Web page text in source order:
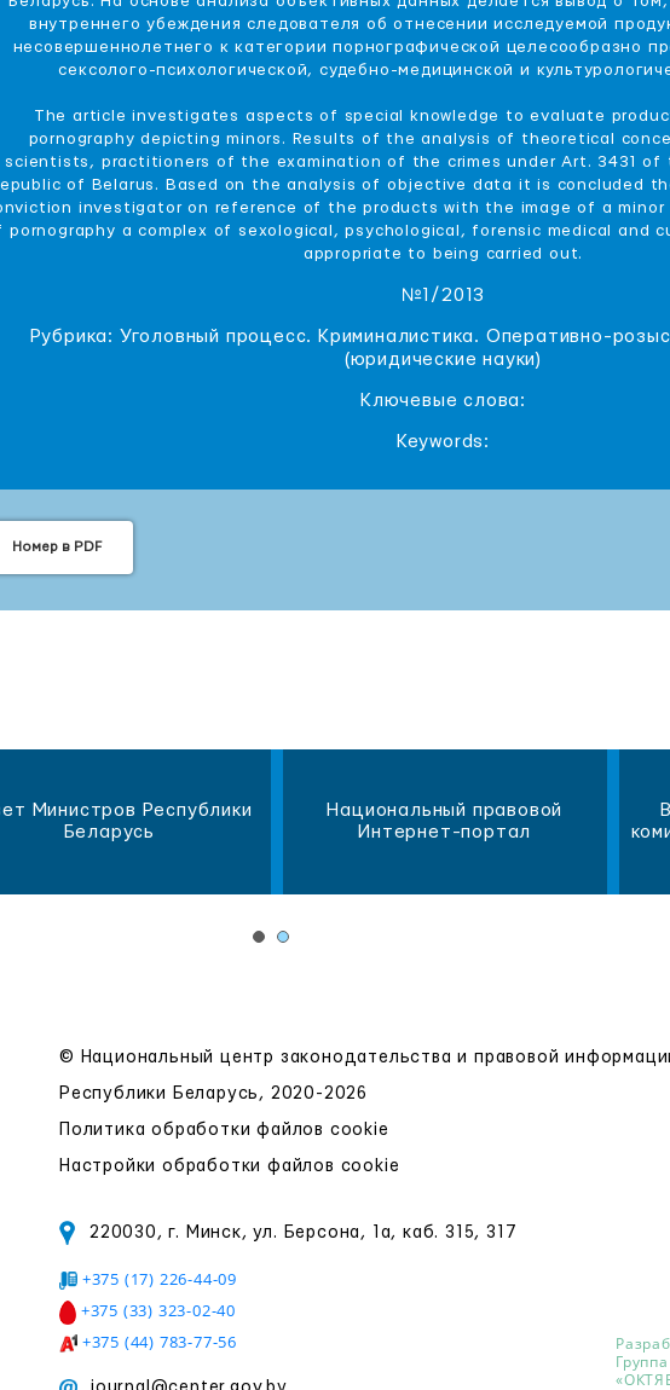
внутреннего убеждения следователя об отнесении исследуемой
несовершеннолетнего к категории порнографической целесообразно
сексолого-психологической, судебно-медицинской и
The article investigates aspects of special knowledge to evaluate
pornography depicting minors. Results of the analysis of theoretical
scientists, practitioners of the examination of the crimes under Art. 3431 of
of Belarus. Based on the analysis of objective data it is concluded
investigator on reference of the products with the image of a
pornography a complex of sexological, psychological, forensic medical and
appropriate to being carried out.
№1/2013
Рубрика: Уголовный процесс. Криминалистика. Оперативно-
(юридические науки)
Ключевые слова:
Keywords:
Номер в PDF
Министров Республики
Беларусь
Национальный правовой
Интернет-портал
© Национальный центр законодательства и правовой
Республики Беларусь, 2020-2026
Политика обработки файлов cookie
Настройки обработки файлов cookie
220030, г. Минск, ул. Берсона, 1а, каб. 315, 317
+375 (17) 226-44-09
+375 (33) 323-02-40
+375 (44) 783-77-56